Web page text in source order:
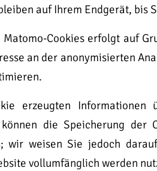
auf Ihrem Endgerät, bis
Cookies erfolgt auf
an der anonymisierten
erzeugten
die Speicherung der
wir weisen Sie jedoch
vollumfänglich werden